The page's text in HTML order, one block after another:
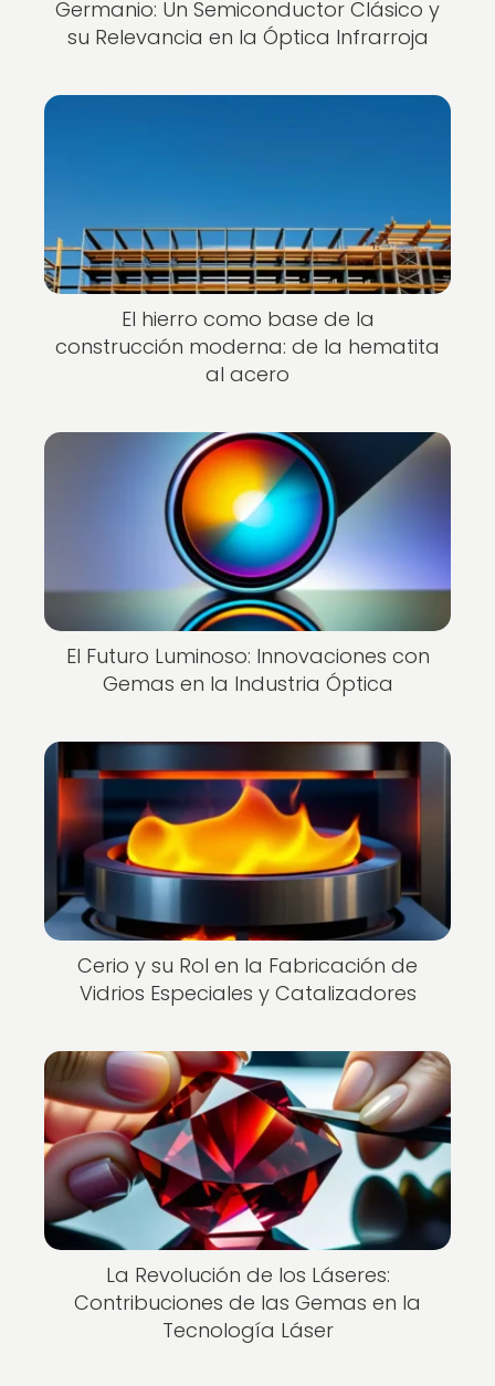
Germanio: Un Semiconductor Clásico y
su Relevancia en la Óptica Infrarroja
El hierro como base de la
construcción moderna: de la hematita
al acero
El Futuro Luminoso: Innovaciones con
Gemas en la Industria Óptica
Cerio y su Rol en la Fabricación de
Vidrios Especiales y Catalizadores
La Revolución de los Láseres:
Contribuciones de las Gemas en la
Tecnología Láser